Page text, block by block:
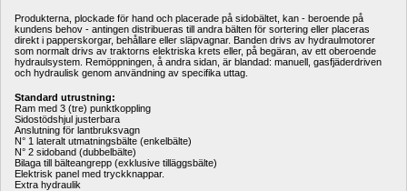
Produkterna, plockade för hand och placerade på sidobältet, kan - beroende på
kundens behov - antingen distribueras till andra bälten för sortering eller placeras
direkt i papperskorgar, behållare eller släpvagnar. Banden drivs av hydraulmotorer
som normalt drivs av traktorns elektriska krets eller, på begäran, av ett oberoende
hydraulsystem. Remöppningen, å andra sidan, är blandad: manuell, gasfjäderdriven
och hydraulisk genom användning av specifika uttag.
Standard utrustning:
Ram med 3 (tre) punktkoppling
Sidostödshjul justerbara
Anslutning för lantbruksvagn
N° 1 lateralt utmatningsbälte (enkelbälte)
N° 2 sidoband (dubbelbälte)
Bilaga till bälteangrepp (exklusive tilläggsbälte)
Elektrisk panel med tryckknappar.
Extra hydraulik